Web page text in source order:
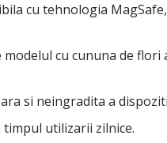
cu tehnologia
cu cununa de flori
si neingradita a
utilizarii zilnice.